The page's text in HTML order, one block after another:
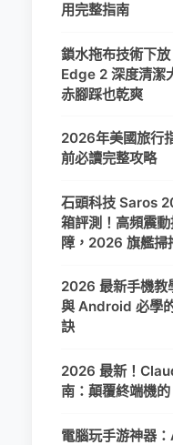
用完整指南
鎖水拖布技術下
Edge 2 深度清潔
赤腳踩也乾爽
2026年美國旅行
前必讀完整攻略
石頭科技 Saros
箱評測！高頻震
障，2026 旗艦掃
2026 最新手機教
與 Android 必學
訣
2026 最新！
南：顛覆終端機
電腦玩手游神器